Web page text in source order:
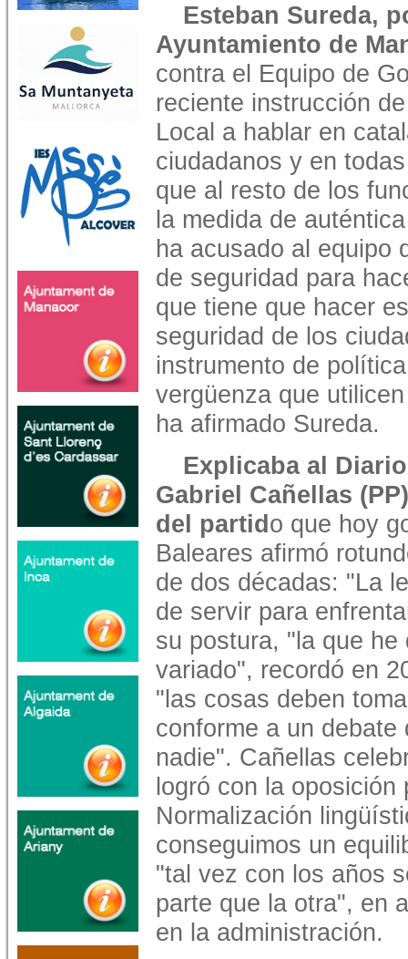
Esteban Sureda,
Ayuntamiento de
contra el Equipo de
reciente instrucción
Local a hablar en
ciudadanos y en
que al resto de los
la medida de
ha acusado al equipo
de seguridad para
que tiene que hacer
seguridad de los
instrumento de
vergüenza que
ha afirmado Sureda.
Explicaba al
Gabriel Cañellas
del partido que hoy
Baleares afirmó
de dos décadas: "La
de servir para
su postura, "la que
variado", recordó en
"las cosas deben
conforme a un
nadie". Cañellas
logró con la oposición
Normalización
conseguimos un
"tal vez con los años
parte que la otra", en
en la administración.